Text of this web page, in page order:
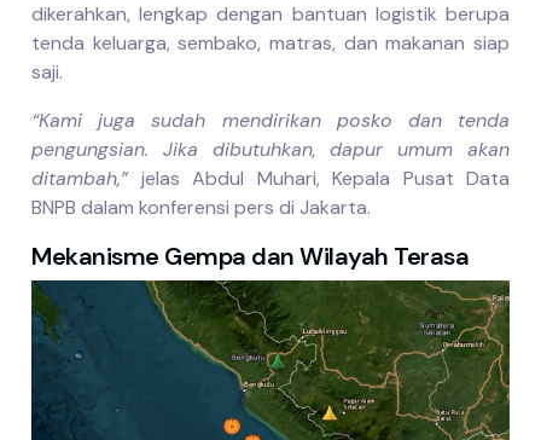
dikerahkan, lengkap dengan bantuan logistik berupa
tenda keluarga, sembako, matras, dan makanan siap
saji.
“Kami juga sudah mendirikan posko dan tenda
pengungsian. Jika dibutuhkan, dapur umum akan
ditambah,”jelas Abdul Muhari, Kepala Pusat Data
BNPB dalam konferensi pers di Jakarta.
Mekanisme Gempa dan Wilayah Terasa